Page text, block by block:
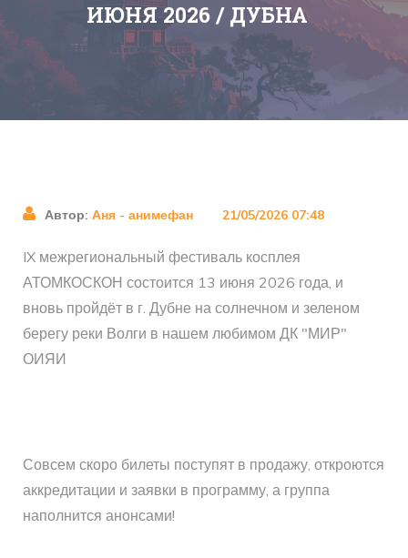
ИЮНЯ 2026 / ДУБНА
Автор: Аня - анимефан 21/05/2026 07:48
IX межрегиональный фестиваль косплея
АТОМКОСКОН состоится 13 июня 2026 года, и
вновь пройдёт в г. Дубне на солнечном и зеленом
берегу реки Волги в нашем любимом ДК "МИР"
ОИЯИ
Совсем скоро билеты поступят в продажу, откроются
аккредитации и заявки в программу, а группа
наполнится анонсами!